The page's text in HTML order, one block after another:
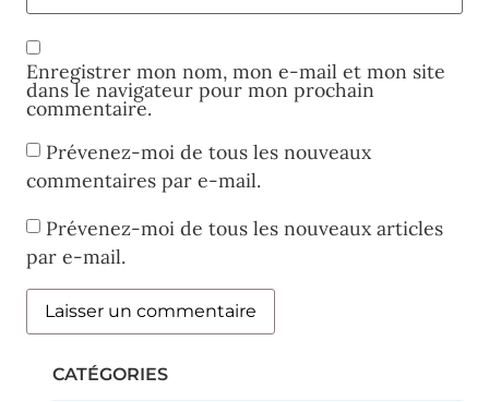
Enregistrer mon nom, mon e-mail et mon site
dans le navigateur pour mon prochain
commentaire.
Prévenez-moi de tous les nouveaux
commentaires par e-mail.
Prévenez-moi de tous les nouveaux articles
par e-mail.
CATÉGORIES